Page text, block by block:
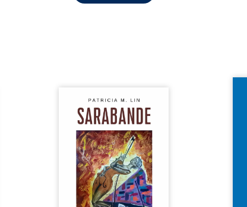
Aux chants crépitants de l’été,
Sous le silence ouaté de la
neige en hiver, Au cours de
nuits pâles, Dans la clarté
bienveillante de la lune, Rêves,
pensées, révoltes et espoirs…
Des mots s’assemblent, colorés,
rebelles aux règles de la
poésie, mais chantant en
rythme. Ils forment une
sarabande, passionnée souvent,
Et
les